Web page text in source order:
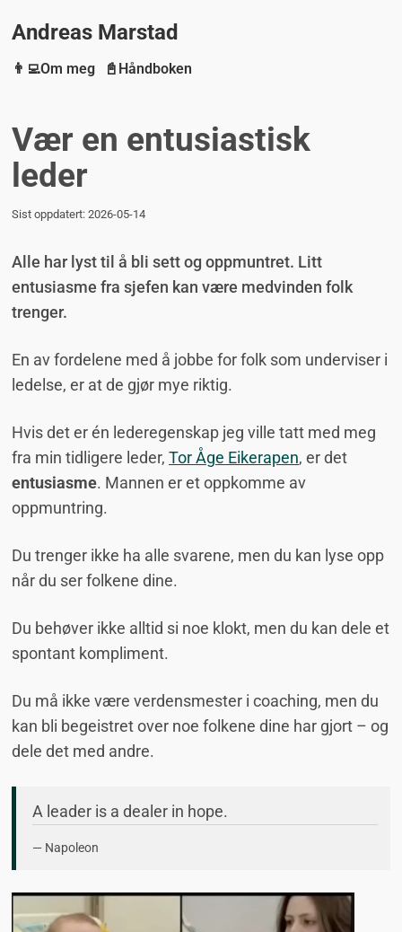
Andreas Marstad
👨‍💻Om meg 📓Håndboken
Vær en entusiastisk
leder
Sist oppdatert: 2026-05-14
Alle har lyst til å bli sett og oppmuntret. Litt
entusiasme fra sjefen kan være medvinden folk
trenger.
En av fordelene med å jobbe for folk som underviser i
ledelse, er at de gjør mye riktig.
Hvis det er én lederegenskap jeg ville tatt med meg
fra min tidligere leder, Tor Åge Eikerapen, er det
entusiasme. Mannen er et oppkomme av
oppmuntring.
Du trenger ikke ha alle svarene, men du kan lyse opp
når du ser folkene dine.
Du behøver ikke alltid si noe klokt, men du kan dele et
spontant kompliment.
Du må ikke være verdensmester i coaching, men du
kan bli begeistret over noe folkene dine har gjort – og
dele det med andre.
A leader is a dealer in hope.
— Napoleon